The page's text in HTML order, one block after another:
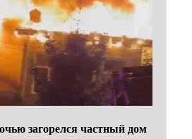
загорелся частный дом